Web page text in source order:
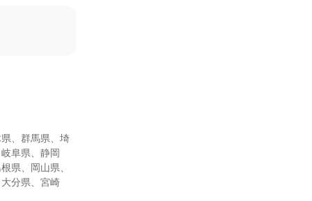
、群馬県、埼
阜県、静岡
県、岡山県、
分県、宮崎